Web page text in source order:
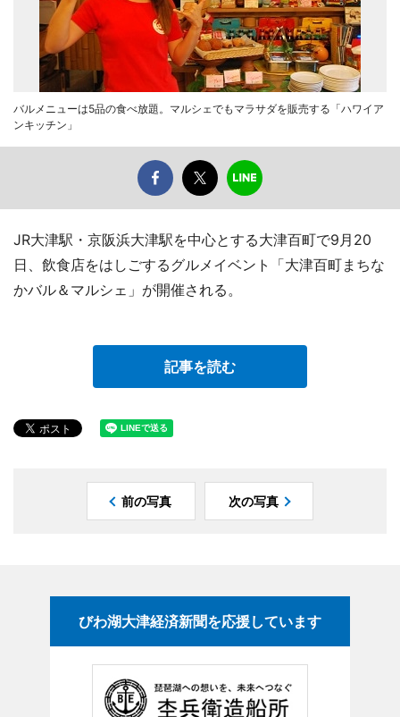
バルメニューは5品の食べ放題。マルシェでもマラサダを販売する「ハワイア
ンキッチン」
JR大津駅・京阪浜大津駅を中心とする大津百町で9月20
日、飲食店をはしごするグルメイベント「大津百町まちな
かバル＆マルシェ」が開催される。
記事を読む
前の写真 次の写真
びわ湖大津経済新聞を応援しています